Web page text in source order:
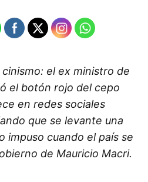
el ex ministro de
el botón rojo del cepo
en redes sociales
que se levante una
impuso cuando el país se
de Mauricio Macri.